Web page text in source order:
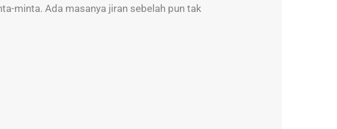
minta. Ada masanya jiran sebelah pun tak